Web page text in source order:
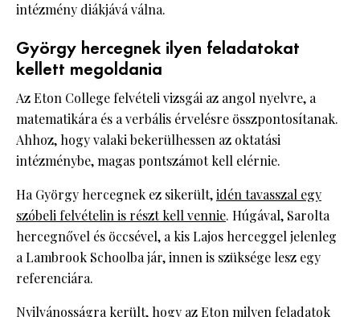
intézmény diákjává válna.
György hercegnek ilyen feladatokat
kellett megoldania
Az Eton College felvételi vizsgái az angol nyelvre, a
matematikára és a verbális érvelésre összpontosítanak.
Ahhoz, hogy valaki bekerülhessen az oktatási
intézménybe, magas pontszámot kell elérnie.
Ha György hercegnek ez sikerült,idén tavasszal egy
szóbeli felvételin is részt kell vennie. Húgával, Sarolta
hercegnővel és öccsével, a kis Lajos herceggel jelenleg
a Lambrook Schoolba jár, innen is szüksége lesz egy
referenciára.
Nyilvánosságra került, hogy az Eton milyen feladatok